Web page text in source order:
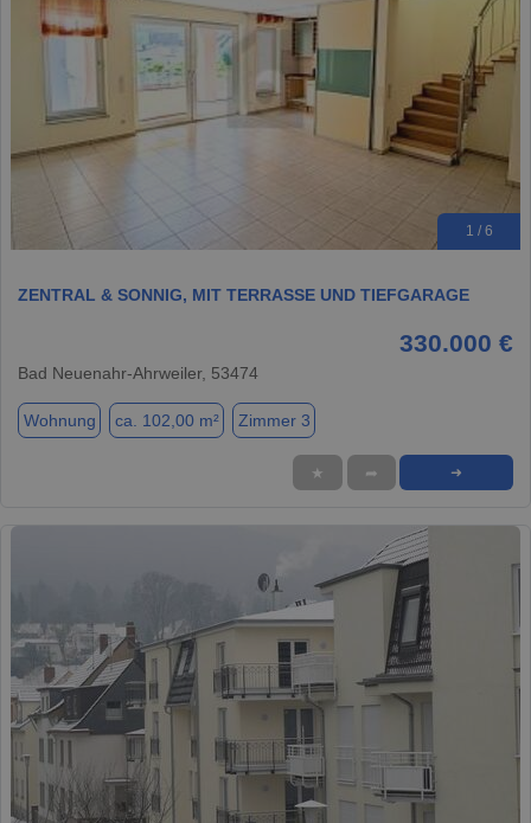
1 / 6
ZENTRAL & SONNIG, MIT TERRASSE UND TIEFGARAGE
330.000 €
Bad Neuenahr-Ahrweiler, 53474
Wohnung ca. 102,00 m² Zimmer 3
★ ➦ ➜